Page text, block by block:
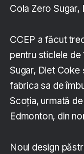
Cola Zero Sugar,
CCEP a făcut
pentru sticlele
Sugar, Diet Coke
fabrica sa de
Scoția, urmată
Edmonton, din
Noul design